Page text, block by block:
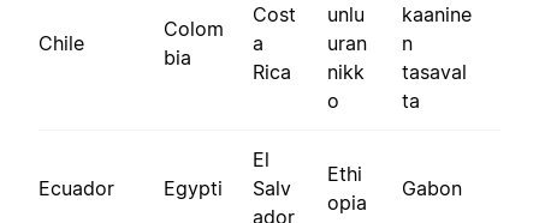
Chile
Colom
bia
Cost
a
Rica
unlu
uran
nikk
o
kaanine
n
tasaval
ta
Ecuador Egypti
El
Salv
ador
Ethi
opia
Gabon